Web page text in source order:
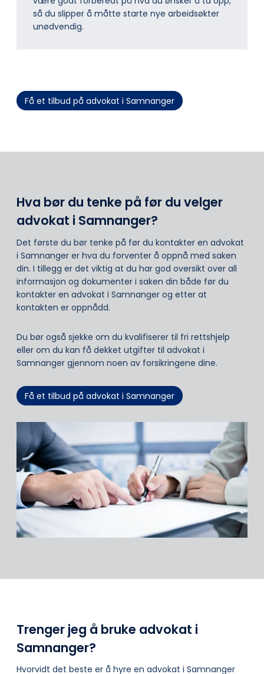
så du slipper å måtte starte nye arbeidsøkter
unødvendig.
Få et tilbud på advokat i Samnanger
Hva bør du tenke på før du velger
advokat i Samnanger?
Det første du bør tenke på før du kontakter en advokat
i Samnanger er hva du forventer å oppnå med saken
din. I tillegg er det viktig at du har god oversikt over all
informasjon og dokumenter i saken din både før du
kontakter en advokat i Samnanger og etter at
kontakten er oppnådd.
Du bør også sjekke om du kvalifiserer til fri rettshjelp
eller om du kan få dekket utgifter til advokat i
Samnanger gjennom noen av forsikringene dine.
Få et tilbud på advokat i Samnanger
Trenger jeg å bruke advokat i
Samnanger?
Hvorvidt det beste er å hyre en advokat i Samnanger